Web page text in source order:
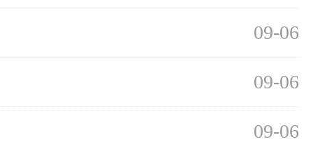
09-06
09-06
09-06